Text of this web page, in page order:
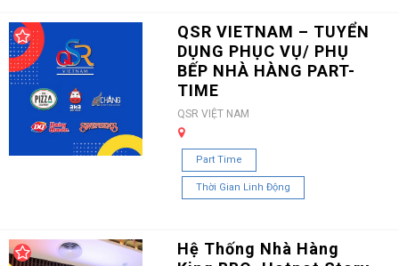
QSR VIETNAM – TUYỂN
DỤNG PHỤC VỤ/ PHỤ
BẾP NHÀ HÀNG PART-
TIME
QSR VIỆT NAM
Part Time
Thời Gian Linh Động
Hệ Thống Nhà Hàng